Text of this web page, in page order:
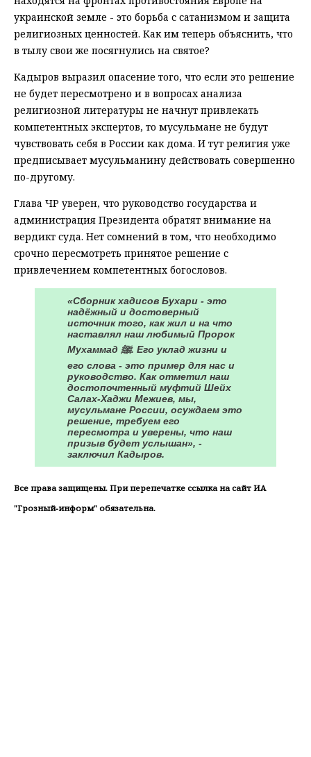
украинской земле - это борьба с сатанизмом и защита
религиозных ценностей. Как им теперь объяснить, что
в тылу свои же посягнулись на святое?
Кадыров выразил опасение того, что если это решение
не будет пересмотрено и в вопросах анализа
религиозной литературы не начнут привлекать
компетентных экспертов, то мусульмане не будут
чувствовать себя в России как дома. И тут религия уже
предписывает мусульманину действовать совершенно
по-другому.
Глава ЧР уверен, что руководство государства и
администрация Президента обратят внимание на
вердикт суда. Нет сомнений в том, что необходимо
срочно пересмотреть принятое решение с
привлечением компетентных богословов.
«Сборник хадисов Бухари - это
надёжный и достоверный
источник того, как жил и на что
наставлял наш любимый Пророк
Мухаммад ﷺ. Его уклад жизни и
его слова - это пример для нас и
руководство. Как отметил наш
достопочтенный муфтий Шейх
Салах-Хаджи Межиев, мы,
мусульмане России, осуждаем это
решение, требуем его
пересмотра и уверены, что наш
призыв будет услышан», -
заключил Кадыров.
Все права защищены. При перепечатке ссылка на сайт ИА
"Грозный-информ" обязательна.